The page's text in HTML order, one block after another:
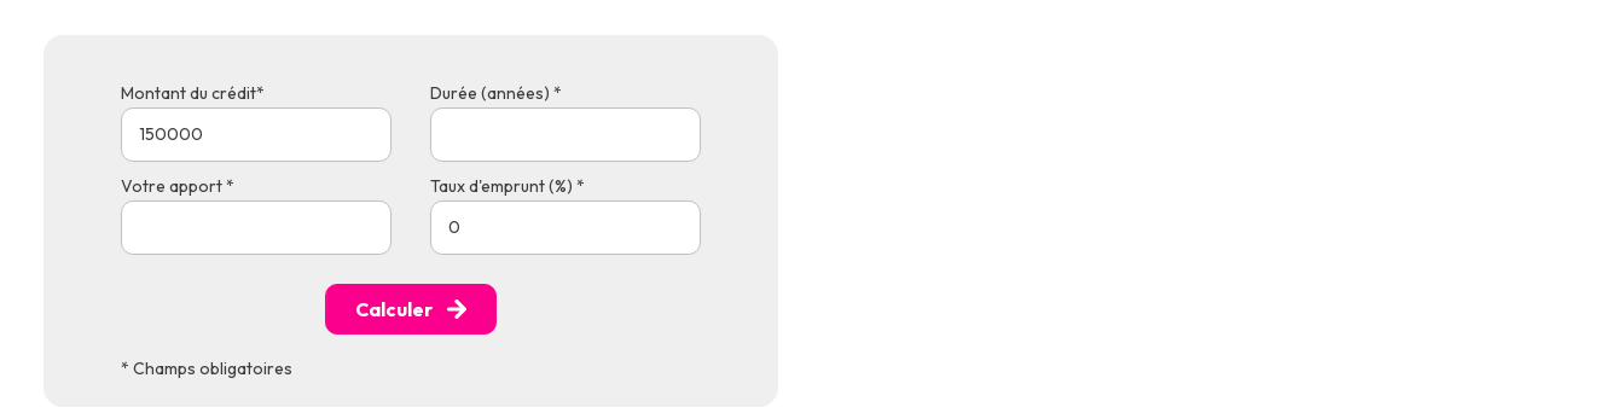
Montant du crédit* Durée (années) *
Votre apport * Taux d'emprunt (%) *
Calculer
* Champs obligatoires